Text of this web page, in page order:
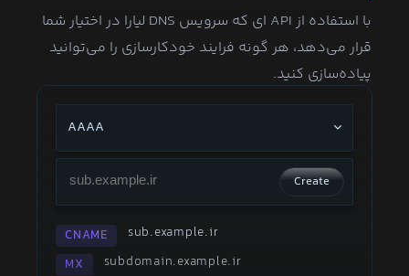
با استفاده از API ای که سرویس DNS لیارا در اختیار شما
قرار می‌دهد، هر گونه فرایند خودکارسازی را می‌توانید
پیاده‌سازی کنید.
AAAA
Create
CNAME
sub.example.ir
MX
subdomain.example.ir